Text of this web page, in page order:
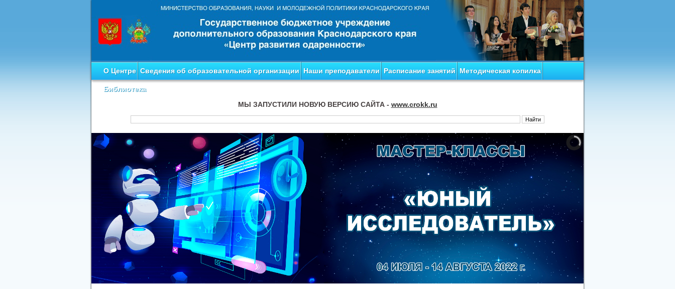
О Центре Сведения об образовательной организации Наши преподаватели Расписание занятий Методическая копилка
Библиотека
МЫ ЗАПУСТИЛИ НОВУЮ ВЕРСИЮ САЙТА - www.crokk.ru